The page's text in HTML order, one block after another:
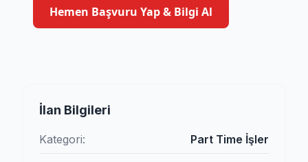
Hemen Başvuru Yap & Bilgi Al
İlan Bilgileri
Kategori: Part Time İşler